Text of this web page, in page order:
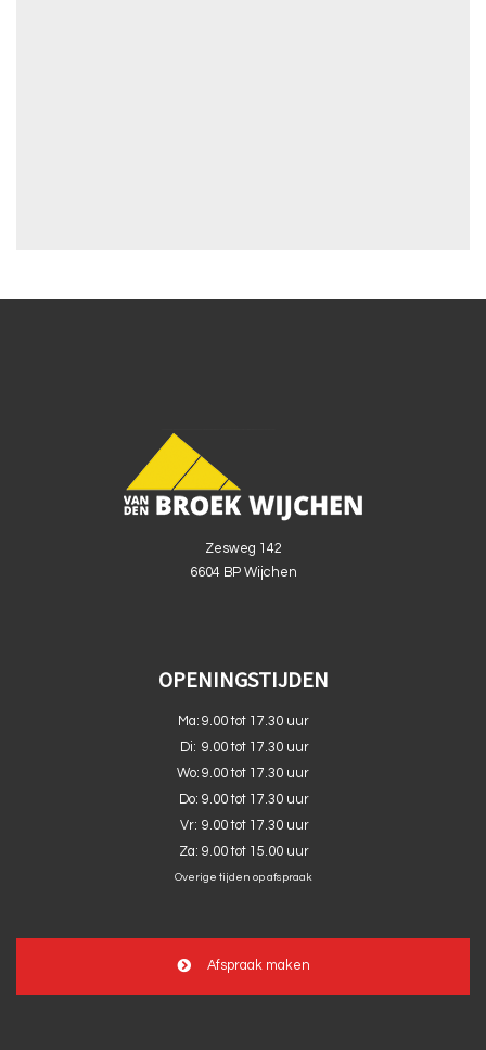
Zesweg 142
6604 BP Wijchen
OPENINGSTIJDEN
Ma: 9.00 tot 17.30 uur
Di: 9.00 tot 17.30 uur
Wo: 9.00 tot 17.30 uur
Do: 9.00 tot 17.30 uur
Vr: 9.00 tot 17.30 uur
Za: 9.00 tot 15.00 uur
Overige tijden op afspraak
Afspraak maken